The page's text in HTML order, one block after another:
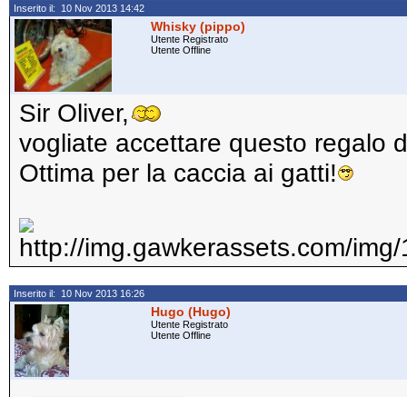
Inserito il: 10 Nov 2013 14:42
Whisky (pippo)
Utente Registrato
Utente Offline
Sir Oliver,
vogliate accettare questo regalo
Ottima per la caccia ai gatti!
Inserito il: 10 Nov 2013 16:26
Hugo (Hugo)
Utente Registrato
Utente Offline